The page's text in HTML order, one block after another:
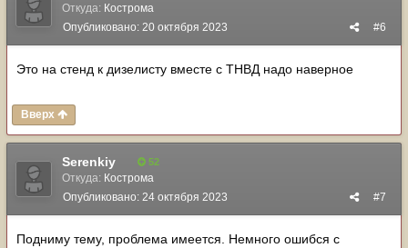
Откуда: Кострома
#6
Опубликовано: 20 октября 2023
Это на стенд к дизелисту вместе с ТНВД надо наверное
Вверх
Serenkiy 52
Откуда: Кострома
#7
Опубликовано: 24 октября 2023
Подниму тему, проблема имеется. Немного ошибся с